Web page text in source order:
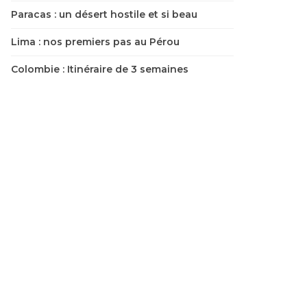
Paracas : un désert hostile et si beau
Lima : nos premiers pas au Pérou
Colombie : Itinéraire de 3 semaines